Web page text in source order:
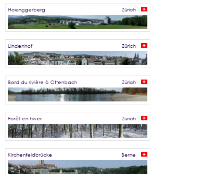
Hoenggerberg Zürich
Lindenhof Zürich
Bord du rivière à Ottenbach Zürich
Forêt en hiver Zürich
Kirchenfeldbrücke Berne